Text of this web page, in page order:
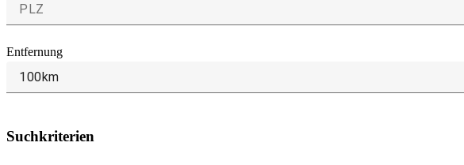
Entfernung
100km
Suchkriterien